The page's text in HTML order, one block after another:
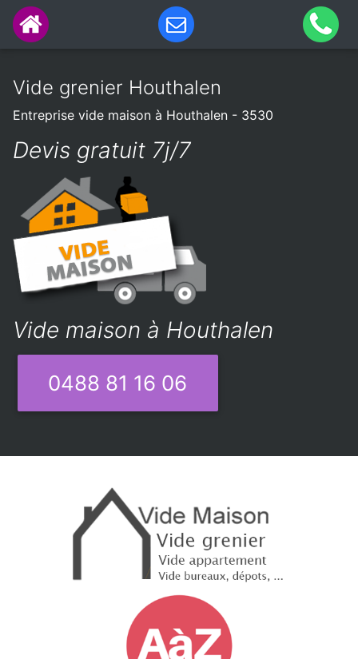
Vide grenier Houthalen
Entreprise vide maison à Houthalen - 3530
Devis gratuit 7j/7
Vide maison à Houthalen
0488 81 16 06